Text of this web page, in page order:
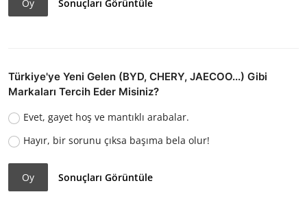
Oy Sonuçları Görüntüle
Türkiye'ye Yeni Gelen (BYD, CHERY, JAECOO...) Gibi
Markaları Tercih Eder Misiniz?
Evet, gayet hoş ve mantıklı arabalar.
Hayır, bir sorunu çıksa başıma bela olur!
Oy Sonuçları Görüntüle